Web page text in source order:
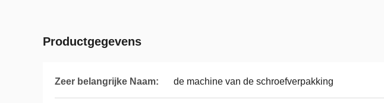
Productgegevens
Zeer belangrijke Naam: de machine van de schroefverpakking